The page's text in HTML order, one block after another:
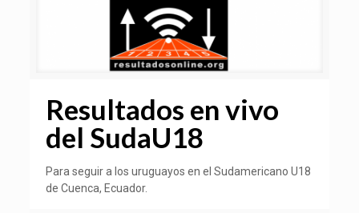
Resultados en vivo
del SudaU18
Para seguir a los uruguayos en el Sudamericano U18
de Cuenca, Ecuador.